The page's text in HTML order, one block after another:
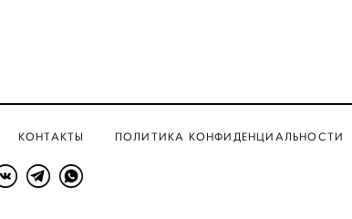
КОНТАКТЫ ПОЛИТИКА КОНФИДЕНЦИАЛЬНОСТИ